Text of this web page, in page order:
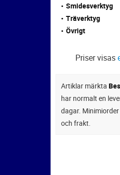
Smidesverktyg
Träverktyg
Övrigt
Priser visas
Artiklar märkta
har normalt en
dagar.
och frakt.